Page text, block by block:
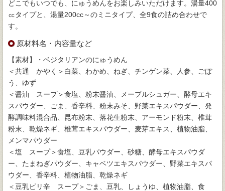
どこでもいつでも、にゅうめんをお楽しみいただけます。湯量400
㏄タイプと、湯量200cc～のミニタイプ、全9食の詰め合わせで
す。
原材料名・内容量など
【素材】・ベジタリアンのにゅうめん
＜共通 かやく＞白菜、わかめ、ねぎ、チンゲン菜、人参、ごぼ
う、ゆず
＜醤油 スープ＞食塩、粉末醤油、メープルシュガー、酵母エキ
スパウダー、ごま、香辛料、粉末みそ、野菜エキスパウダー、発
酵調味料混合品、昆布粉末、落花生粉末、アーモンド粉末、椎茸
粉末、乾燥ネギ、椎茸エキスパウダー、麦芽エキス、植物油脂、
メンマパウダー
＜塩 スープ＞食塩、豆乳パウダー、砂糖、酵母エキスパウダ
ー、たまねぎパウダー、キャベツエキスパウダー、野菜エキスパ
ウダー、香辛料、植物油脂、乾燥ネギ
＜豆乳ピリ辛 スープ＞ごま、豆乳、しょうゆ、植物油脂、食